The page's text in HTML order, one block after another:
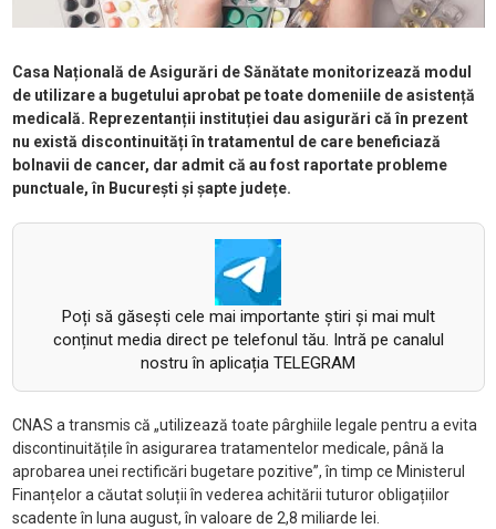
Casa Națională de Asigurări de Sănătate monitorizează modul
de utilizare a bugetului aprobat pe toate domeniile de asistență
medicală. Reprezentanții instituției dau asigurări că în prezent
nu există discontinuități în tratamentul de care beneficiază
bolnavii de cancer, dar admit că au fost raportate probleme
punctuale, în București și șapte județe.
Poți să găsești cele mai importante știri și mai mult
conținut media direct pe telefonul tău. Intră pe canalul
nostru în aplicația TELEGRAM
CNAS a transmis că „utilizează toate pârghiile legale pentru a evita
discontinuitățile în asigurarea tratamentelor medicale, până la
aprobarea unei rectificări bugetare pozitive”, în timp ce Ministerul
Finanțelor a căutat soluții în vederea achitării tuturor obligațiilor
scadente în luna august, în valoare de 2,8 miliarde lei.